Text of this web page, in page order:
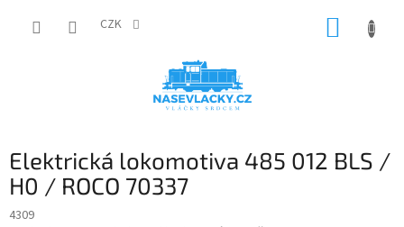
CZK
Elektrická lokomotiva 485 012 BLS /
H0 / ROCO 70337
4309